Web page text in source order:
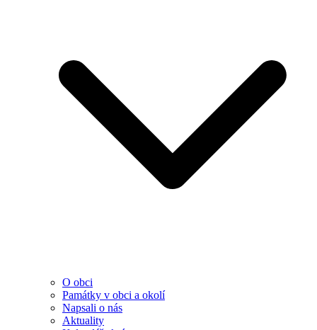
O obci
Památky v obci a okolí
Napsali o nás
Aktuality